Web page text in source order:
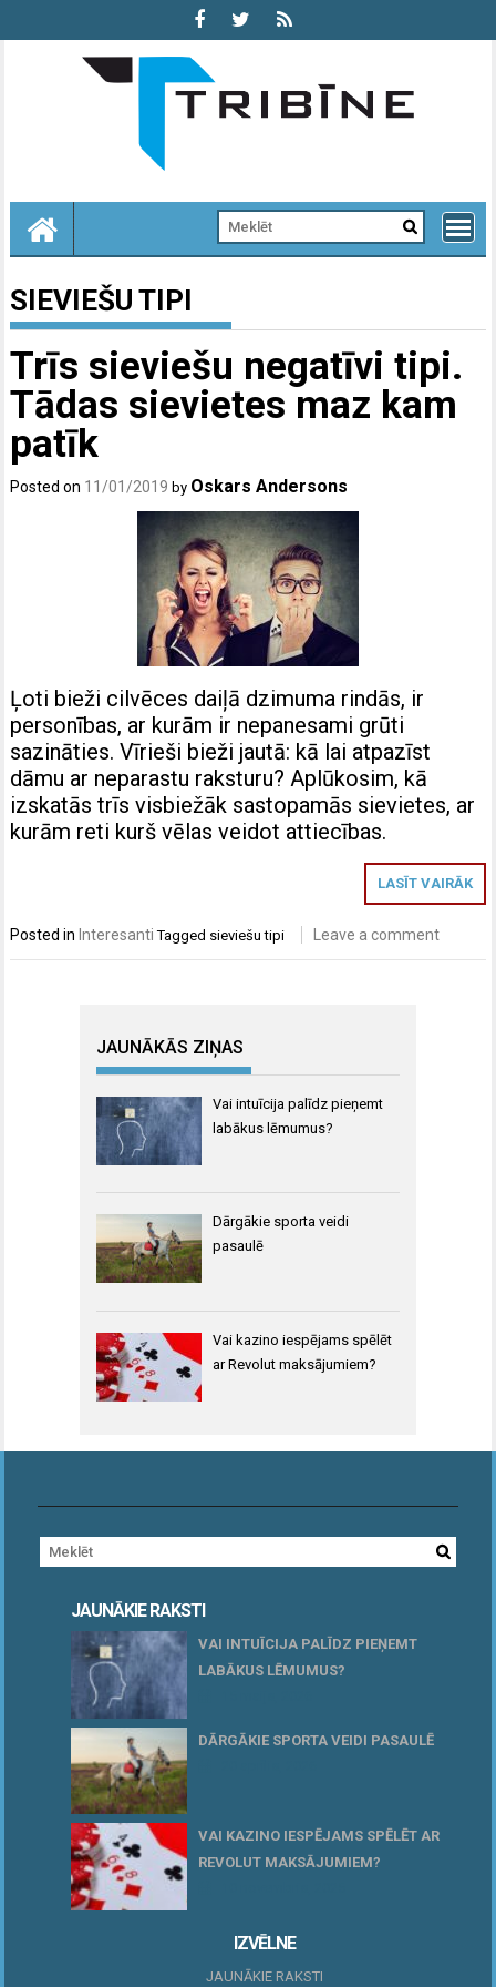
SIEVIEŠU TIPI
Trīs sieviešu negatīvi tipi.
Tādas sievietes maz kam
patīk
Posted on 11/01/2019 by Oskars Andersons
Ļoti bieži cilvēces daiļā dzimuma rindās, ir
personības, ar kurām ir nepanesami grūti
sazināties. Vīrieši bieži jautā: kā lai atpazīst
dāmu ar neparastu raksturu? Aplūkosim, kā
izskatās trīs visbiežāk sastopamās sievietes, ar
kurām reti kurš vēlas veidot attiecības.
LASĪT VAIRĀK
Posted in Interesanti Tagged sieviešu tipi Leave a comment
JAUNĀKĀS ZIŅAS
Vai intuīcija palīdz pieņemt
labākus lēmumus?
Dārgākie sporta veidi
pasaulē
Vai kazino iespējams spēlēt
ar Revolut maksājumiem?
JAUNĀKIE RAKSTI
VAI INTUĪCIJA PALĪDZ PIEŅEMT
LABĀKUS LĒMUMUS?
DĀRGĀKIE SPORTA VEIDI PASAULĒ
VAI KAZINO IESPĒJAMS SPĒLĒT AR
REVOLUT MAKSĀJUMIEM?
IZVĒLNE
JAUNĀKIE RAKSTI